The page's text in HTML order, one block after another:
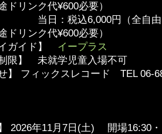
ドリンク代¥600必要）
税込6,000円（全自由、
ドリンク代¥600必要）
イガイド】 イープラス
制限】 未就学児童入場不可
せ】 フィックスレコード TEL 06-
】 2026年11月7日(土) 開場16:30